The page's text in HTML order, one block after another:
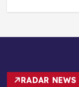
RADAR NEWS